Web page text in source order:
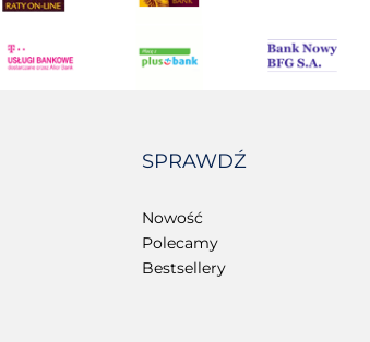
SPRAWDŹ
Nowość
Polecamy
Bestsellery